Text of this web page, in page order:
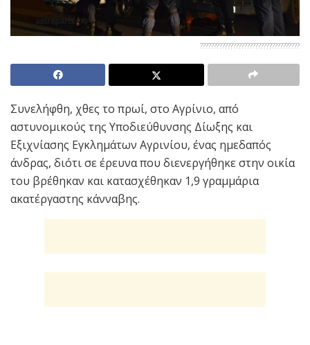
????????????????????????????????????
Συνελήφθη, χθες το πρωί, στο Αγρίνιο, από
αστυνομικούς της Υποδιεύθυνσης Δίωξης και
Εξιχνίασης Εγκλημάτων Αγρινίου, ένας ημεδαπός
άνδρας, διότι σε έρευνα που διενεργήθηκε στην οικία
του βρέθηκαν και κατασχέθηκαν 1,9 γραμμάρια
ακατέργαστης κάνναβης.